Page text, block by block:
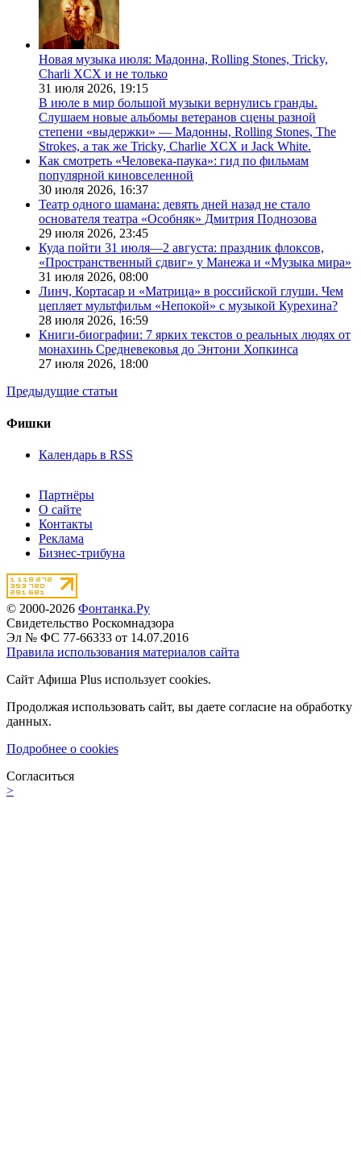
Новая музыка июля: Мадонна, Rolling Stones, Tricky,
Charli XCX и не только
31 июля 2026, 19:15
В июле в мир большой музыки вернулись гранды.
Слушаем новые альбомы ветеранов сцены разной
степени «выдержки» — Мадонны, Rolling Stones, The
Strokes, а так же Tricky, Charlie XCX и Jack White.
Как смотреть «Человека-паука»: гид по фильмам
популярной киновселенной
30 июля 2026, 16:37
Театр одного шамана: девять дней назад не стало
основателя театра «Особняк» Дмитрия Поднозова
29 июля 2026, 23:45
Куда пойти 31 июля—2 августа: праздник флоксов,
«Пространственный сдвиг» у Манежа и «Музыка мира»
31 июля 2026, 08:00
Линч, Кортасар и «Матрица» в российской глуши. Чем
цепляет мультфильм «Непокой» с музыкой Курехина?
28 июля 2026, 16:59
Книги-биографии: 7 ярких текстов о реальных людях от
монахинь Средневековья до Энтони Хопкинса
27 июля 2026, 18:00
Предыдущие статьи
Фишки
Календарь в RSS
Партнёры
О сайте
Контакты
Реклама
Бизнес-трибуна
© 2000-2026 Фонтанка.Ру
Свидетельство Роскомнадзора
Эл № ФС 77-66333 от 14.07.2016
Правила использования материалов сайта
Сайт Афиша Plus использует cookies.
Продолжая использовать сайт, вы даете согласие на обработку
данных.
Подробнее о cookies
Согласиться
>